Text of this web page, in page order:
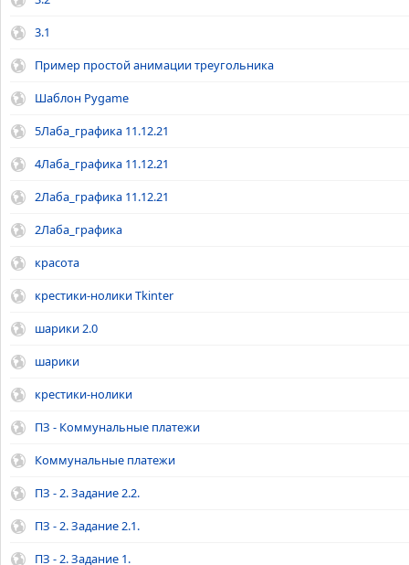
3.1
Пример простой анимации треугольника
Шаблон Pygame
5Лаба_графика 11.12.21
4Лаба_графика 11.12.21
2Лаба_графика 11.12.21
2Лаба_графика
красота
крестики-нолики Tkinter
шарики 2.0
шарики
крестики-нолики
ПЗ - Коммунальные платежи
Коммунальные платежи
ПЗ - 2. Задание 2.2.
ПЗ - 2. Задание 2.1.
ПЗ - 2. Задание 1.